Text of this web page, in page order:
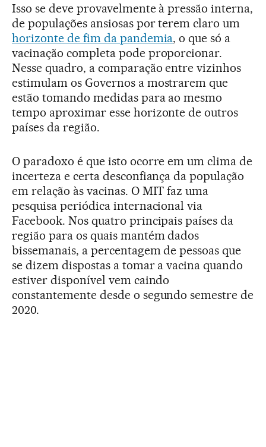
Isso se deve provavelmente à pressão interna,
de populações ansiosas por terem claro um
horizonte de fim da pandemia, o que só a
vacinação completa pode proporcionar.
Nesse quadro, a comparação entre vizinhos
estimulam os Governos a mostrarem que
estão tomando medidas para ao mesmo
tempo aproximar esse horizonte de outros
países da região.
O paradoxo é que isto ocorre em um clima de
incerteza e certa desconfiança da população
em relação às vacinas. O MIT faz uma
pesquisa periódica internacional via
Facebook. Nos quatro principais países da
região para os quais mantém dados
bissemanais, a percentagem de pessoas que
se dizem dispostas a tomar a vacina quando
estiver disponível vem caindo
constantemente desde o segundo semestre de
2020.